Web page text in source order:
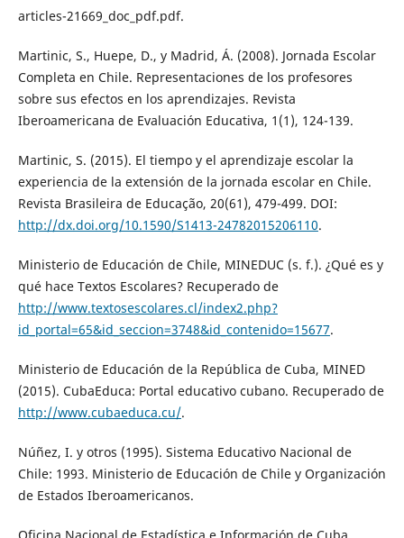
articles-21669_doc_pdf.pdf.
Martinic, S., Huepe, D., y Madrid, Á. (2008). Jornada Escolar
Completa en Chile. Representaciones de los profesores
sobre sus efectos en los aprendizajes. Revista
Iberoamericana de Evaluación Educativa, 1(1), 124-139.
Martinic, S. (2015). El tiempo y el aprendizaje escolar la
experiencia de la extensión de la jornada escolar en Chile.
Revista Brasileira de Educação, 20(61), 479-499. DOI:
http://dx.doi.org/10.1590/S1413-24782015206110.
Ministerio de Educación de Chile, MINEDUC (s. f.). ¿Qué es y
qué hace Textos Escolares? Recuperado de
http://www.textosescolares.cl/index2.php?
id_portal=65&id_seccion=3748&id_contenido=15677.
Ministerio de Educación de la República de Cuba, MINED
(2015). CubaEduca: Portal educativo cubano. Recuperado de
http://www.cubaeduca.cu/.
Núñez, I. y otros (1995). Sistema Educativo Nacional de
Chile: 1993. Ministerio de Educación de Chile y Organización
de Estados Iberoamericanos.